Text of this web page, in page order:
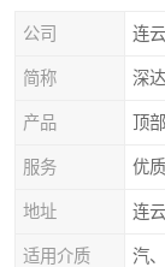
公司 连
简称 深
产品 顶
服务 优
地址 连
适用介质 汽